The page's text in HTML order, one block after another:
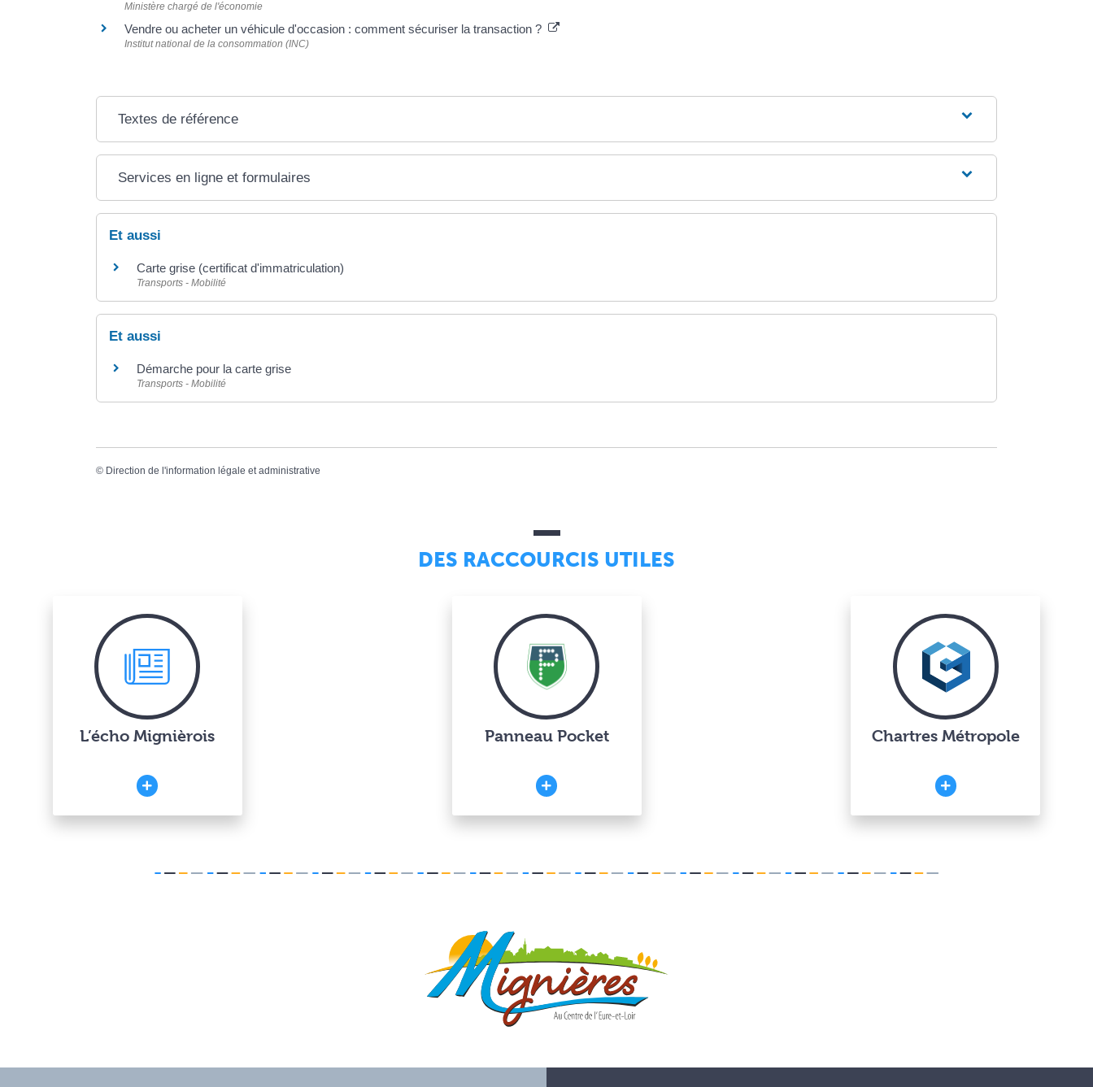
Ministère chargé de l'économie
Vendre ou acheter un véhicule d'occasion : comment sécuriser la transaction ?
Institut national de la consommation (INC)
Textes de référence
Services en ligne et formulaires
Et aussi
Carte grise (certificat d'immatriculation)
Transports - Mobilité
Et aussi
Démarche pour la carte grise
Transports - Mobilité
© Direction de l'information légale et administrative
DES RACCOURCIS UTILES
L’écho Mignièrois Panneau Pocket Chartres Métropole